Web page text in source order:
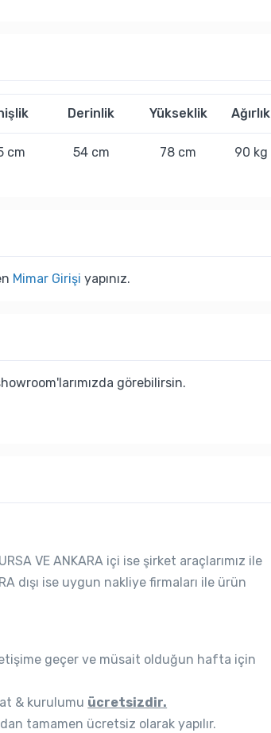
Derinlik Yükseklik Ağırlık
cm 54 cm 78 cm 90 kg
Mimar Girişi yapınız.
görebilirsin.
VE ANKARA içi ise şirket araçlarımız ile
dışı ise uygun nakliye firmaları ile ürün
geçer ve müsait olduğun hafta için
& kurulumu ücretsizdir.
tamamen ücretsiz olarak yapılır.